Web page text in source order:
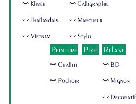
🜺 Khmer
🜺 Thaïlandais
🜺 Vietnam
🜺 Calligraphie
🜺 Marqueur
🜺 Stylo
Peinture
🜺 Graffiti
🜺 Pochoir
Pixel Relaxe
🜺 BD
🜺 Mignon
🜺 Decoratif